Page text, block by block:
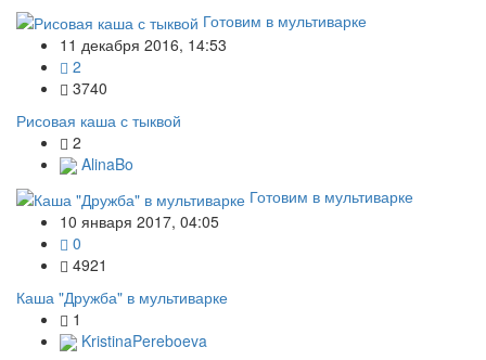
Готовим в мультиварке
11 декабря 2016, 14:53
2
3740
Рисовая каша с тыквой
2
AlinaBo
Готовим в мультиварке
10 января 2017, 04:05
0
4921
Каша "Дружба" в мультиварке
1
KristinaPereboeva